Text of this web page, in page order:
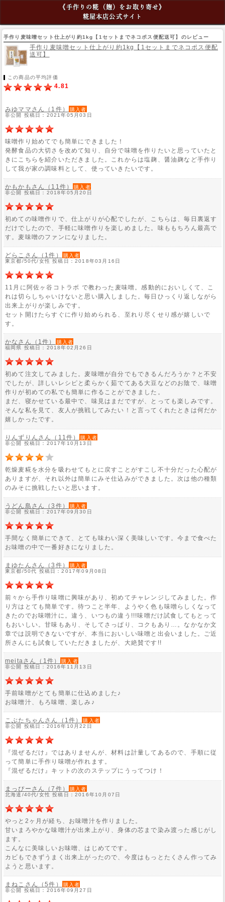
《手作りの糀（麹）をお取り寄せ》
糀屋本店公式サイト
手作り麦味噌セット仕上がり約1kg【1セットまでネコポス便配送可】のレビュー
手作り麦味噌セット仕上がり約1kg【1セットまでネコポス便配
送可】
この商品の平均評価
4.81
みゆママさん（1件）
購入者
非公開 投稿日：2021年05月03日
味噌作り始めてでも簡単にできました！
発酵食品の大切さを改めて知り、自分で味噌を作りたいと思っていたと
きにこちらを紹介いただきました。これからは塩麹、醤油麹など手作り
して我が家の調味料として、使っていきたいです。
かもかもさん（11件）
購入者
非公開 投稿日：2018年05月20日
初めての味噌作りで、仕上がりが心配でしたが、こちらは、毎日裏返す
だけでしたので、手軽に味噌作りを楽しめました。味ももちろん最高で
す。麦味噌のファンになりました。
どらこさん（1件）
購入者
東京都/50代/女性 投稿日：2018年03月16日
11月に阿佐ヶ谷コトラボ で教わった麦味噌。感動的においしくて、こ
れは切らしちゃいけないと思い購入しました。毎日ひっくり返しながら
出来上がりが楽しみです。
セット開けたらすぐに作り始められる、至れり尽くせり感が嬉しいで
す。
かなさん（1件）
購入者
福岡県 投稿日：2018年02月26日
初めて注文してみました。麦味噌が自分でもできるんだろうか？と不安
でしたが、詳しいレシピと柔らかく茹でてある大豆などのお陰で、味噌
作りが初めての私でも簡単に作ることができました。
まだ、寝かせている最中で、味見はまだですが、とっても楽しみです。
そんな私を見て、友人が挑戦してみたい！と言ってくれたときは何だか
嬉しかったです。
りんずりんさん（11件）
購入者
非公開 投稿日：2017年10月13日
乾燥麦糀を水分を吸わせてもとに戻すことがすこし不十分だった心配が
ありますが、それ以外は簡単にみそ仕込みができました。次は他の種類
のみそに挑戦したいと思います。
うどん島さん（3件）
購入者
非公開 投稿日：2017年09月30日
手間なく簡単にできて、とても味わい深く美味しいです。今まで食べた
お味噌の中で一番好きになりました。
まゆたんさん（3件）
購入者
東京都/50代 投稿日：2017年09月08日
前々から手作り味噌に興味があり、初めてチャレンジしてみました。作
り方はとても簡単です。待つこと半年、ようやく色も味噌らしくなって
きたのでお味噌汁に。違う、いつもの違う!!!味噌だけ試食してもとって
もおいしい。甘味もあり、そしてさっぱり、コクもあり…。なかなか文
章では説明できないですが、本当においしい味噌と出会いました。ご近
所さんにも試食していただきましたが、大絶賛です!!
meitaさん（1件）
購入者
非公開 投稿日：2016年11月13日
手前味噌がとても簡単に仕込めました♪
お味噌汁、もろ味噌、楽しみ♪
こぶたちゃんさん（1件）
購入者
非公開 投稿日：2016年10月22日
『混ぜるだけ』ではありませんが、材料は計量してあるので、手順に従
って簡単に手作り味噌が作れます。
『混ぜるだけ』キットの次のステップにうってつけ！
まっぴーさん（7件）
購入者
北海道/40代/女性 投稿日：2016年10月07日
やっと2ヶ月が経ち、お味噌汁を作りました。
甘いまろやかな味噌汁が出来上がり、身体の芯まで染み渡った感じがし
ます。
こんなに美味しいお味噌、はじめてです。
カビもできずうまく出来上がったので、今度はもっとたくさん作ってみ
ようと思います。
まねこさん（5件）
購入者
非公開 投稿日：2016年09月27日